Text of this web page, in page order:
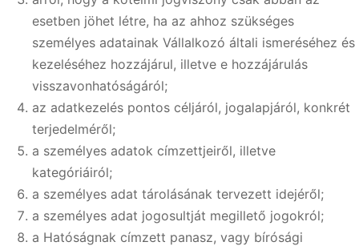
esetben jöhet létre, ha az ahhoz szükséges
személyes adatainak Vállalkozó általi ismeréséhez és
kezeléséhez hozzájárul, illetve e hozzájárulás
visszavonhatóságáról;
az adatkezelés pontos céljáról, jogalapjáról, konkrét
terjedelméről;
a személyes adatok címzettjeiről, illetve
kategóriáiról;
a személyes adat tárolásának tervezett idejéről;
a személyes adat jogosultját megillető jogokról;
a Hatóságnak címzett panasz, vagy bírósági